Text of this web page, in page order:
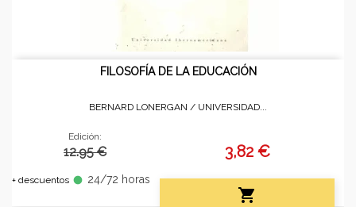
FILOSOFÍA DE LA EDUCACIÓN
BERNARD LONERGAN / UNIVERSIDAD...
Edición:
12.95 €
+ descuentos fiber_manual_record 24/72 horas
3,82 €
